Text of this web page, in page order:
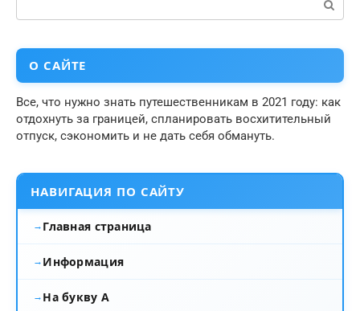
О САЙТЕ
Все, что нужно знать путешественникам в 2021 году: как
отдохнуть за границей, спланировать восхитительный
отпуск, сэкономить и не дать себя обмануть.
НАВИГАЦИЯ ПО САЙТУ
Главная страница
Информация
На букву А